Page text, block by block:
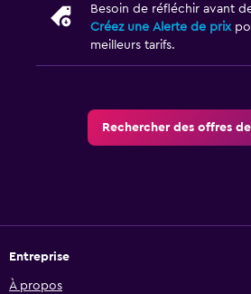
Besoin de réfléchir avant
Créez une Alerte de prix
meilleurs tarifs.
Rechercher des offres
Entreprise
À propos